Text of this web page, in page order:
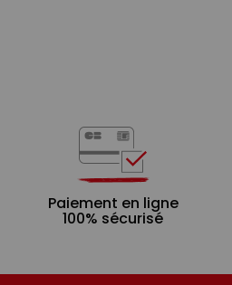
Paiement en ligne
100% sécurisé